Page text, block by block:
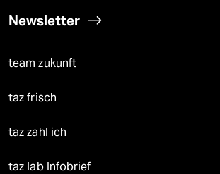
Newsletter
team zukunft
taz frisch
taz zahl ich
taz lab Infobrief